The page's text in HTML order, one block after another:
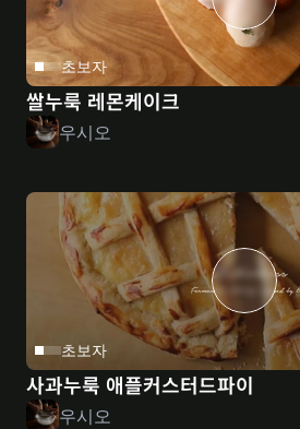
초보자
쌀누룩 레몬케이크
우시오
초보자
사과누룩 애플커스터드파이
우시오